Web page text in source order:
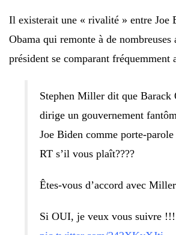
Il existerait une « rivalité » entre Joe
Obama qui remonte à de nombreuses
président se comparant fréquemment
Stephen Miller dit que Barack
dirige un gouvernement
Joe Biden comme porte-
RT s’il vous plaît????
Êtes-vous d’accord avec
Si OUI, je veux vous suivre !!!